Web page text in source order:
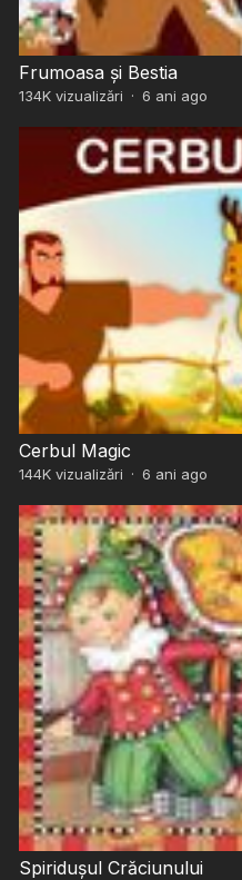
Frumoasa și Bestia
134Kvizualizări · 6 ani ago
Cerbul Magic
144Kvizualizări · 6 ani ago
Spiridușul Crăciunului